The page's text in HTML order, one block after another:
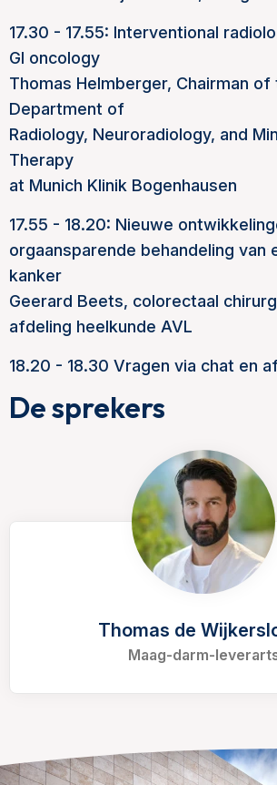
17.30 - 17.55: Interventional
GI oncology
Thomas Helmberger, Chairman of
Department of
Radiology, Neuroradiology, and
Therapy
at Munich Klinik Bogenhausen
17.55 - 18.20: Nieuwe
orgaansparende behandeling van
kanker
Geerard Beets, colorectaal
afdeling heelkunde AVL
18.20 - 18.30 Vragen via chat en
De sprekers
Thomas de
Maag-darm-